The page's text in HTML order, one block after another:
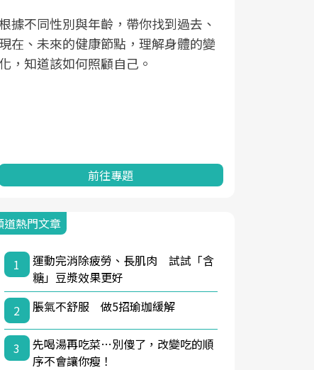
根據不同性別與年齡，帶你找到過去、
現在、未來的健康節點，理解身體的變
化，知道該如何照顧自己。
前往專題
道熱門文章
1
運動完消除疲勞、長肌肉 試試「含
糖」豆漿效果更好
2
脹氣不舒服 做5招瑜珈緩解
3
先喝湯再吃菜…別傻了，改變吃的順
序不會讓你瘦！